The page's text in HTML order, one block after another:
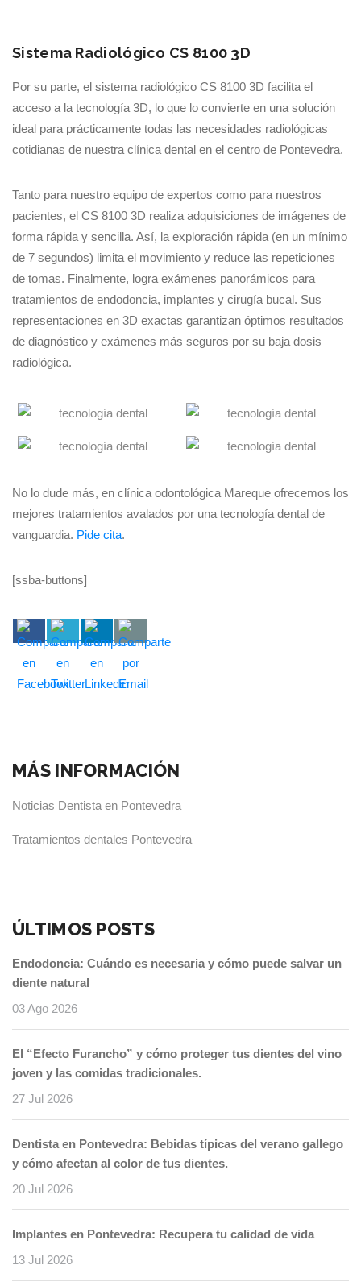
Sistema Radiológico CS 8100 3D
Por su parte, el sistema radiológico CS 8100 3D facilita el
acceso a la tecnología 3D, lo que lo convierte en una solución
ideal para prácticamente todas las necesidades radiológicas
cotidianas de nuestra clínica dental en el centro de Pontevedra.
Tanto para nuestro equipo de expertos como para nuestros
pacientes, el CS 8100 3D realiza adquisiciones de imágenes de
forma rápida y sencilla. Así, la exploración rápida (en un mínimo
de 7 segundos) limita el movimiento y reduce las repeticiones
de tomas. Finalmente, logra exámenes panorámicos para
tratamientos de endodoncia, implantes y cirugía bucal. Sus
representaciones en 3D exactas garantizan óptimos resultados
de diagnóstico y exámenes más seguros por su baja dosis
radiológica.
No lo dude más, en clínica odontológica Mareque ofrecemos los
mejores tratamientos avalados por una tecnología dental de
vanguardia. Pide cita.
[ssba-buttons]
MÁS INFORMACIÓN
Noticias Dentista en Pontevedra
Tratamientos dentales Pontevedra
ÚLTIMOS POSTS
Endodoncia: Cuándo es necesaria y cómo puede salvar un
diente natural
03 Ago 2026
El “Efecto Furancho” y cómo proteger tus dientes del vino
joven y las comidas tradicionales.
27 Jul 2026
Dentista en Pontevedra: Bebidas típicas del verano gallego
y cómo afectan al color de tus dientes.
20 Jul 2026
Implantes en Pontevedra: Recupera tu calidad de vida
13 Jul 2026